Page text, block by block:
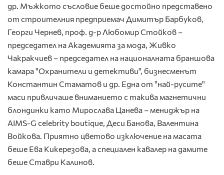
др. Мъжкото съсловие беше достойно представено
от строителния предприемач Димитър Барбуков,
Георги Чернев, проф. д-р Любомир Стойков –
председател на Академията за мода, Живко
Чакракчиев – председател на националната браншова
камара "Охранители и детективи", бизнесменът
Константин Стаматов и др. Една от "най-русите"
маси привличаше вниманието с такива магнетични
блондинки като Мирослава Цанева – мениджър на
AIMS-G celebrity boutique, Деси Банова, Валентина
Войкова. Приятно цветово изключение на масата
беше Ева Кикерезова, а специален кавалер на дамите
беше Ставри Калинов.